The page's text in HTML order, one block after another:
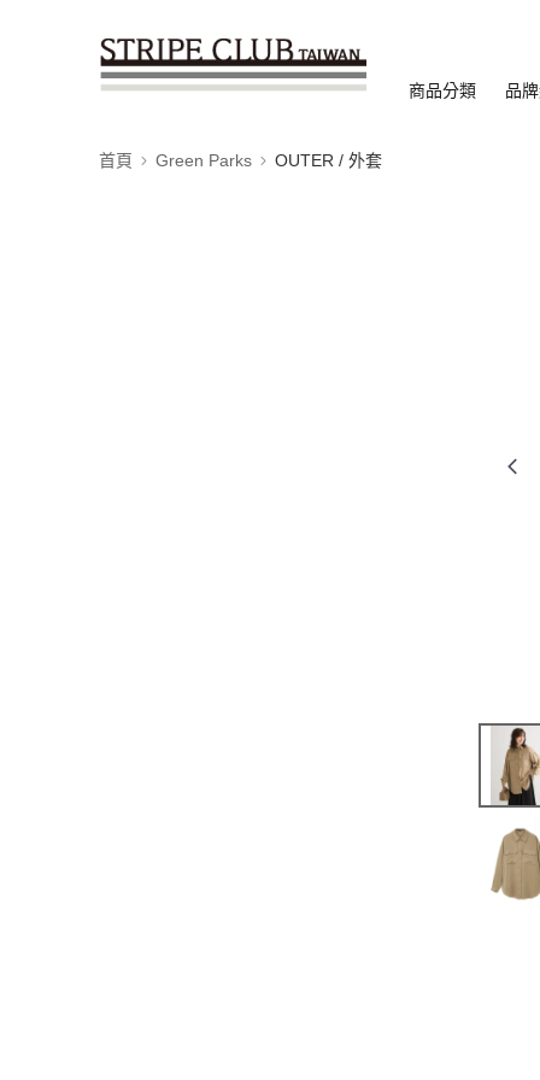
商品分類 品
首頁 Green Parks OUTER / 外套